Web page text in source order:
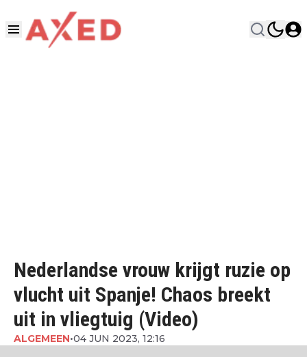
Nederlandse vrouw krijgt ruzie op
vlucht uit Spanje! Chaos breekt
uit in vliegtuig (Video)
ALGEMEEN•04 JUN 2023, 12:16